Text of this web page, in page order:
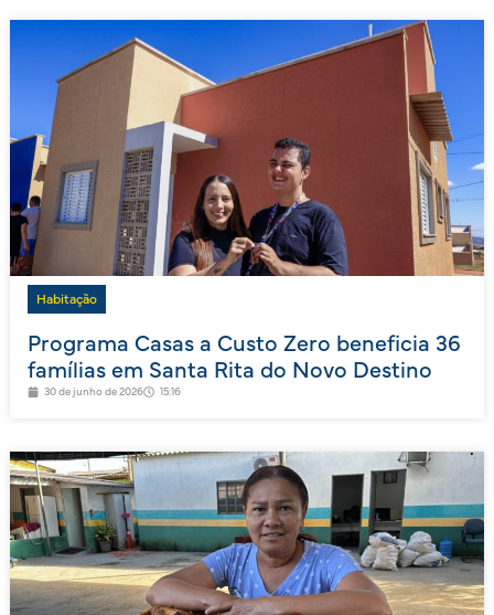
Habitação
Programa Casas a Custo Zero beneficia 36
famílias em Santa Rita do Novo Destino
30 de junho de 2026 15:16